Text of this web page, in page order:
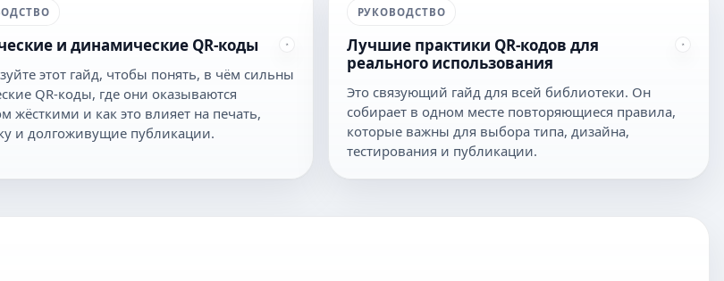
и динамические QR-коды
этот гайд, чтобы понять, в чём сильны
QR-коды, где они оказываются
жёсткими и как это влияет на печать,
и долгоживущие публикации.
РУКОВОДСТВО
Лучшие практики QR-кодов для
реального использования
Это связующий гайд для всей библиотеки. Он
собирает в одном месте повторяющиеся правила,
которые важны для выбора типа, дизайна,
тестирования и публикации.